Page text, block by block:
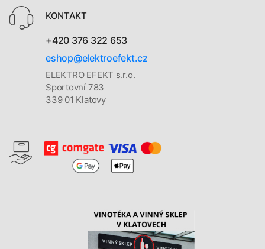
KONTAKT
+420 376 322 653
eshop@elektroefekt.cz
ELEKTRO EFEKT s.r.o.
Sportovní 783
339 01 Klatovy